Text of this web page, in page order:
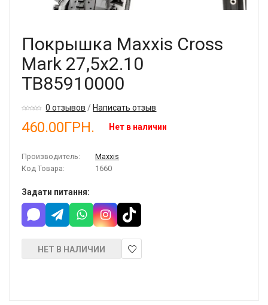
Покрышка Maxxis Cross
Mark 27,5x2.10
TB85910000
0 отзывов /Написать отзыв
460.00ГРН. Нет в наличии
Производитель:
Maxxis
Код Товара:
1660
Задати питання:
НЕТ В НАЛИЧИИ